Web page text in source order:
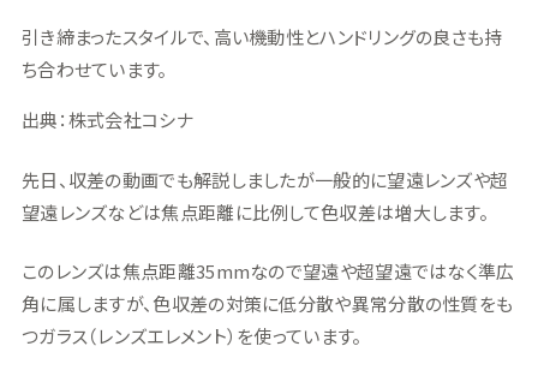
引き締まったスタイルで、高い機動性とハンドリングの良さも持
ち合わせています。
出典：株式会社コシナ
先日、収差の動画でも解説しましたが一般的に望遠レンズや超
望遠レンズなどは焦点距離に比例して色収差は増大します。
このレンズは焦点距離35mmなので望遠や超望遠ではなく準広
角に属しますが、色収差の対策に低分散や異常分散の性質をも
つガラス（レンズエレメント）を使っています。